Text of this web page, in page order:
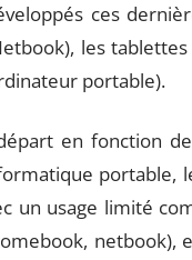
ces
les
portable).
en fonction
portable,
un usage limité
netbook),